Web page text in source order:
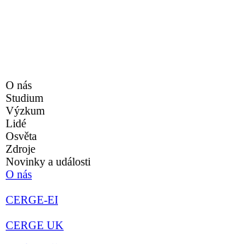
O nás
Studium
Výzkum
Lidé
Osvěta
Zdroje
Novinky a události
O nás
CERGE-EI
CERGE UK